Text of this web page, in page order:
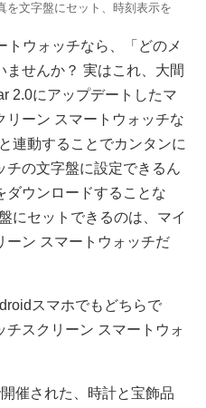
を文字盤にセット、時刻表示を
ウォッチなら、「どのメ
せんか？ 実はこれ、大間
2.0にアップデートしたマ
リーン スマートウォッチな
連動することでカンタンに
チの文字盤に設定できるん
ダウンロードすることな
にセットできるのは、マイ
ーン スマートウォッチだ
スマホでもどちらで
チスクリーン スマートウォ
催された、時計と宝飾品